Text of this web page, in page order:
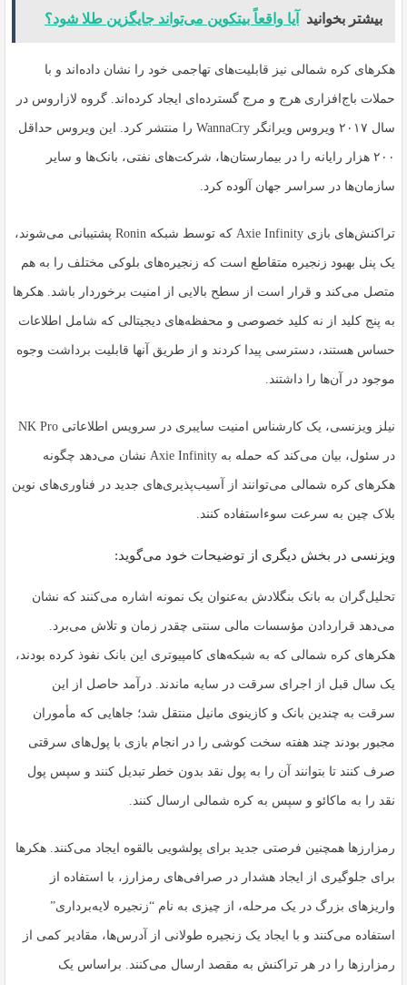
بیشتر بخوانید آیا واقعاً بیتکوین می‌تواند جایگزین طلا شود؟
هکرهای کره شمالی نیز قابلیت‌های تهاجمی خود را نشان داده‌اند و با
حملات باج‌افزاری هرج و مرج گسترده‌ای ایجاد کرده‌اند. گروه لازاروس در
سال ۲۰۱۷ ویروس ویرانگر WannaCry را منتشر کرد. این ویروس حداقل
۲۰۰ هزار رایانه را در بیمارستان‌ها، شرکت‌های نفتی، بانک‌ها و سایر
سازمان‌ها در سراسر جهان آلوده کرد.
تراکنش‌های بازی Axie Infinity که توسط شبکه Ronin پشتیبانی می‌شوند،
یک پنل بهبود زنجیره متقاطع است که زنجیره‌های بلوکی مختلف را به هم
متصل می‌کند و قرار است از سطح بالایی از امنیت برخوردار باشد. هکرها
به پنج کلید از نه کلید خصوصی و محفظه‌های دیجیتالی که شامل اطلاعات
حساس هستند، دسترسی پیدا کردند و از طریق آنها قابلیت برداشت وجوه
موجود در آن‌ها را داشتند.
نیلز ویزنسی، یک کارشناس امنیت سایبری در سرویس اطلاعاتی NK Pro
در سئول، بیان می‌کند که حمله به Axie Infinity نشان می‌دهد چگونه
هکرهای کره شمالی می‌توانند از آسیب‌پذیری‌های جدید در فناوری‌های نوین
بلاک چین به سرعت سوءاستفاده کنند.
ویزنسی در بخش دیگری از توضیحات خود می‌گوید:
تحلیل‌گران به بانک بنگلادش به‌عنوان یک نمونه اشاره می‌کنند که نشان
می‌دهد قراردادن مؤسسات مالی سنتی چقدر زمان و تلاش می‌برد.
هکرهای کره شمالی که به شبکه‌های کامپیوتری این بانک نفوذ کرده بودند،
یک سال قبل از اجرای سرقت در سایه ماندند. درآمد حاصل از این
سرقت به چندین بانک و کازینوی مانیل منتقل شد؛ جاهایی که مأموران
مجبور بودند چند هفته سخت کوشی را در انجام بازی با پول‌های سرقتی
صرف کنند تا بتوانند آن را به پول نقد بدون خطر تبدیل کنند و سپس پول
نقد را به ماکائو و سپس به کره شمالی ارسال کنند.
رمزارزها همچنین فرصتی جدید برای پولشویی بالقوه ایجاد می‌کنند. هکرها
برای جلوگیری از ایجاد هشدار در صرافی‌های رمزارز، با استفاده از
واریزهای بزرگ در یک مرحله، از چیزی به نام “زنجیره لایه‌برداری”
استفاده می‌کنند و با ایجاد یک زنجیره طولانی از آدرس‌ها، مقادیر کمی از
رمزارزها را در هر تراکنش به مقصد ارسال می‌کنند. براساس یک